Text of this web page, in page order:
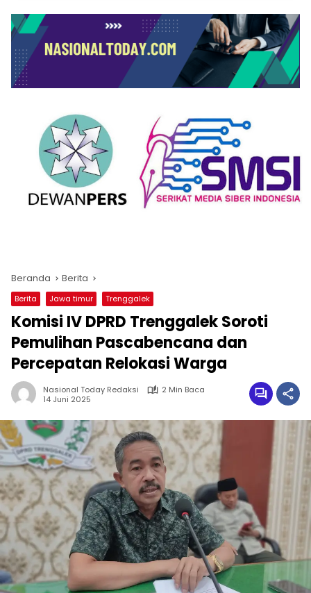
Beranda Berita
Berita Jawa timur Trenggalek
Komisi IV DPRD Trenggalek Soroti
Pemulihan Pascabencana dan
Percepatan Relokasi Warga
Nasional Today Redaksi
2 Min Baca
14 Juni 2025